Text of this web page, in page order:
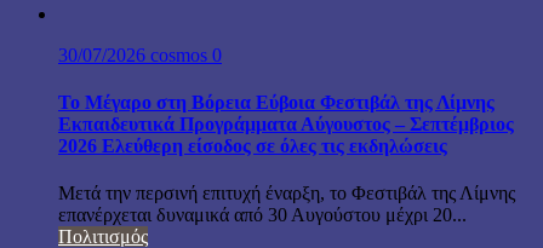
30/07/2026 cosmos 0
Το Μέγαρο στη Βόρεια Εύβοια Φεστιβάλ της Λίμνης
Εκπαιδευτικά Προγράμματα Αύγουστος – Σεπτέμβριος
2026 Ελεύθερη είσοδος σε όλες τις εκδηλώσεις
Μετά την περσινή επιτυχή έναρξη, το Φεστιβάλ της Λίμνης
επανέρχεται δυναμικά από 30 Αυγούστου μέχρι 20...
Πολιτισμός